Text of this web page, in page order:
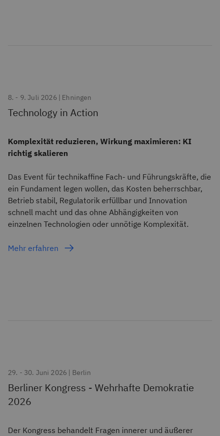
8. - 9. Juli 2026 | Ehningen
Technology in Action
Komplexität reduzieren, Wirkung maximieren: KI
richtig skalieren
Das Event für technikaffine Fach- und Führungskräfte, die
ein Fundament legen wollen, das Kosten beherrschbar,
Betrieb stabil, Regulatorik erfüllbar und Innovation
schnell macht und das ohne Abhängigkeiten von
einzelnen Technologien oder unnötige Komplexität.
Mehr erfahren
29. - 30. Juni 2026 | Berlin
Berliner Kongress - Wehrhafte Demokratie
2026
Der Kongress behandelt Fragen innerer und äußerer